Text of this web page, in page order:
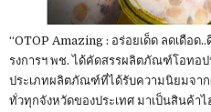
“OTOP Amazing : อร่อยเด็ด ลดเดือ
รงการฯ พช. ได้คัดสรรผลิตภัณฑ์โอทอป
ประเภทผลิตภัณฑ์ที่ได้รับความนิยมจาก
ทั่วทุกจังหวัดของประเทศ มาเป็นสินค้